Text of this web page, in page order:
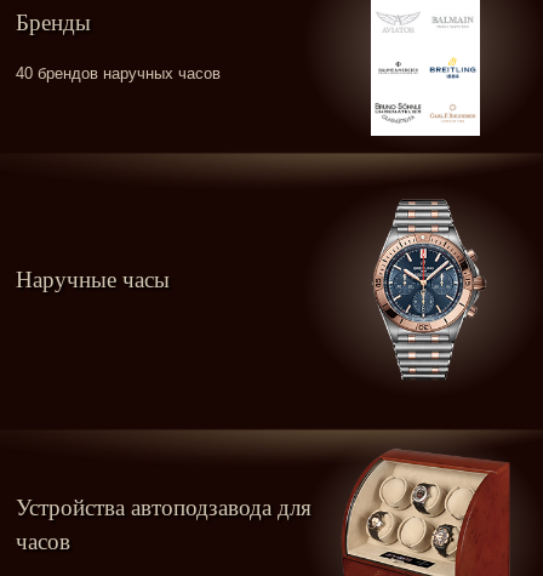
Бренды
40 брендов наручных часов
Наручные часы
Устройства автоподзавода для
часов